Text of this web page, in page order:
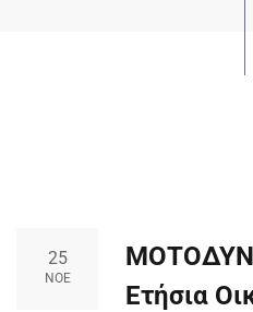
25
ΝΟΈ
Ετήσια